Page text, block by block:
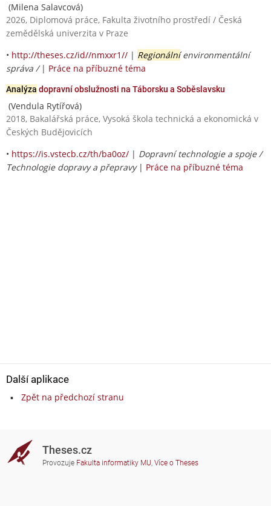
(Milena Salavcová)
2026, Diplomová práce, Fakulta životního prostředí / Česká
zemědělská univerzita v Praze
• http://theses.cz/id//nmxxr1// | Regionálníenvironmentální
správa / | Práce na příbuzné téma
Analýza dopravní obslužnosti na Táborsku a Soběslavsku
(Vendula Rytířová)
2018, Bakalářská práce, Vysoká škola technická a ekonomická v
Českých Budějovicích
• https://is.vstecb.cz/th/ba0oz/ | Dopravní technologie a spoje /
Technologie dopravy a přepravy| Práce na příbuzné téma
Další aplikace
Zpět na předchozí stranu
Theses.cz
Provozuje Fakulta informatiky MU, Více o Theses